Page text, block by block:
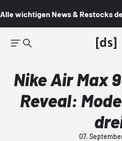
Alle wichtigen News & Restocks
Nike Air Max
Reveal:
07.